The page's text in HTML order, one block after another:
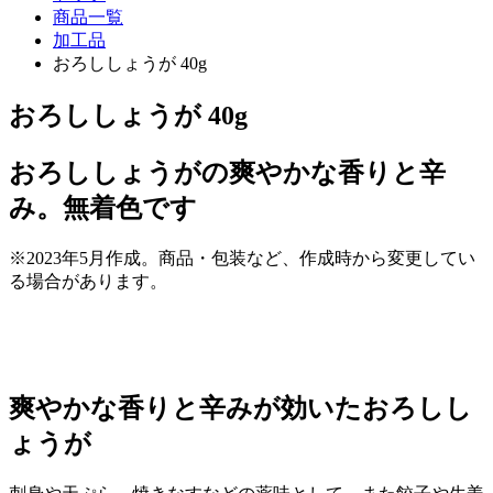
商品一覧
加工品
おろししょうが 40g
おろししょうが 40g
おろししょうがの爽やかな香りと辛
み。無着色です
※2023年5月作成。商品・包装など、作成時から変更してい
る場合があります。
爽やかな香りと辛みが効いたおろしし
ょうが